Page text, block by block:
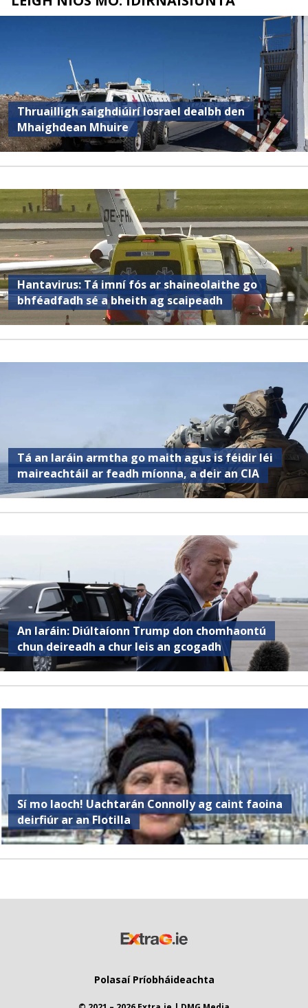
Thruailligh saighdiúirí Iosrael dealbh den
Mhaighdean Mhuire
Hantavirus: Tá imní fós ar shaineolaithe go
bhféadfadh sé a bheith ag scaipeadh
Tá an Iaráin armtha go maith agus is féidir léi
maireachtáil ar feadh míonna, a deir an CIA
An Iaráin: Diúltaíonn Trump don chomhaontú
chun deireadh a chur leis an gcogadh
Sí mo laoch! Uachtarán Connolly ag caint faoina
deirfiúr ar an Flotilla
Polasaí Príobháideachta